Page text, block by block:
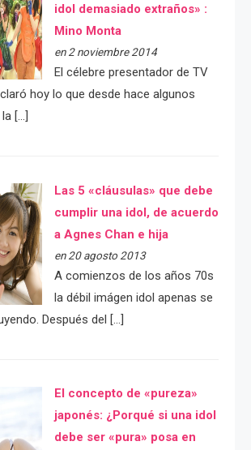
idol demasiado extraños» :
Mino Monta
en 2 noviembre 2014
El célebre presentador de TV
hoy lo que desde hace algunos
[…]
Las 5 «cláusulas» que debe
cumplir una idol, de acuerdo
a Agnes Chan e hija
en 20 agosto 2013
A comienzos de los años 70s
la débil imágen idol apenas se
Después del […]
El concepto de «pureza»
japonés: ¿Porqué si una idol
debe ser «pura» posa en